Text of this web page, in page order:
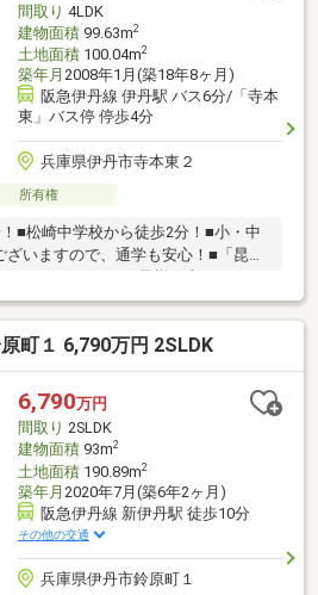
間取り 4LDK
建物面積99.63m2
土地面積100.04m2
築年月 2008年1月(築18年8ヶ月)
阪急伊丹線 伊丹駅 バス6分/「寺本
東」バス停 停歩4分
兵庫県伊丹市寺本東２
所有権
■松崎中学校から徒歩2分！■小・中
いますので、通学も安心！■「昆陽
廊下収納、全客室収納がございます
安心です！■オール電化住宅！■スー
すので、生活利便性良好！～周辺施
ｍ・昆陽里小学校・・・約140ｍ・
ｍ・ひかり保育園・・・約642ｍ・
ーパーオオジ（伊丹店）・・・約
町１ 6,790万円 2SLDK
6,790万円
間取り 2SLDK
建物面積93m2
土地面積190.89m2
築年月 2020年7月(築6年2ヶ月)
阪急伊丹線 新伊丹駅 徒歩10分
その他の交通
兵庫県伊丹市鈴原町１